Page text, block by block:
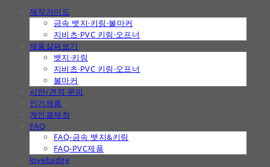
제작가이드
금속 뱃지·키링·볼마커
지비츠·PVC 키링·오프너
제품살펴보기
뱃지·키링
지비츠·PVC 키링·오프너
볼마커
시안/견적 문의
인기제품
개인결제창
FAQ
FAQ-금속 뱃지&키링
FAQ-PVC제품
lovebadge